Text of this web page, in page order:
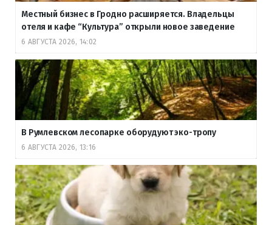
Местный бизнес в Гродно расширяется. Владельцы
отеля и кафе “Культура” открыли новое заведение
6 АВГУСТА 2026, 14:02
В Румлевском лесопарке оборудуют эко-тропу
6 АВГУСТА 2026, 13:16